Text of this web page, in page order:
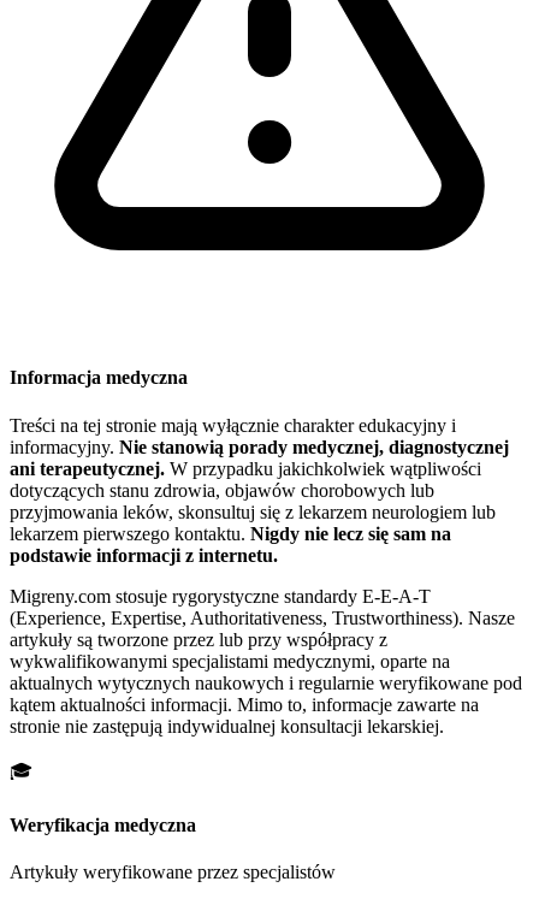
Informacja medyczna
Treści na tej stronie mają wyłącznie charakter edukacyjny i
informacyjny. Nie stanowią porady medycznej, diagnostycznej
ani terapeutycznej. W przypadku jakichkolwiek wątpliwości
dotyczących stanu zdrowia, objawów chorobowych lub
przyjmowania leków, skonsultuj się z lekarzem neurologiem lub
lekarzem pierwszego kontaktu. Nigdy nie lecz się sam na
podstawie informacji z internetu.
Migreny.com stosuje rygorystyczne standardy E-E-A-T
(Experience, Expertise, Authoritativeness, Trustworthiness). Nasze
artykuły są tworzone przez lub przy współpracy z
wykwalifikowanymi specjalistami medycznymi, oparte na
aktualnych wytycznych naukowych i regularnie weryfikowane pod
kątem aktualności informacji. Mimo to, informacje zawarte na
stronie nie zastępują indywidualnej konsultacji lekarskiej.
🎓
Weryfikacja medyczna
Artykuły weryfikowane przez specjalistów